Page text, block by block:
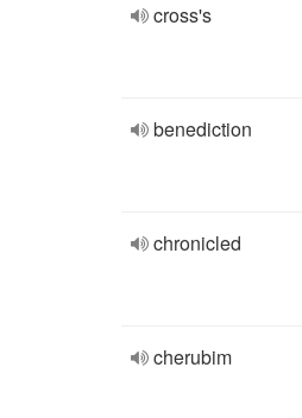
cross's
benediction
chronicled
cherubim